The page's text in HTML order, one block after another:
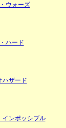
ウォーズ
ハード
ハザード
インポッシブル